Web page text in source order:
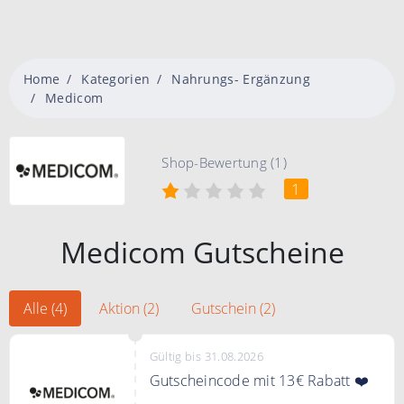
Home Kategorien
Nahrungs- Ergänzung
Medicom
Shop-Bewertung (1)
1
Medicom Gutscheine
Alle (4) Aktion (2) Gutschein (2)
Gültig bis 31.08.2026
Gutscheincode mit 13€ Rabatt ❤️